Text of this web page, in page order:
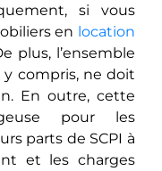
si vous
en location
plus, l’ensemble
y compris, ne doit
En outre, cette
pour les
parts de SCPI à
et les charges